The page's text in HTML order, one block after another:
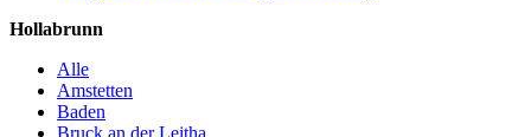
Hollabrunn
Alle
Amstetten
Baden
Bruck an der Leitha